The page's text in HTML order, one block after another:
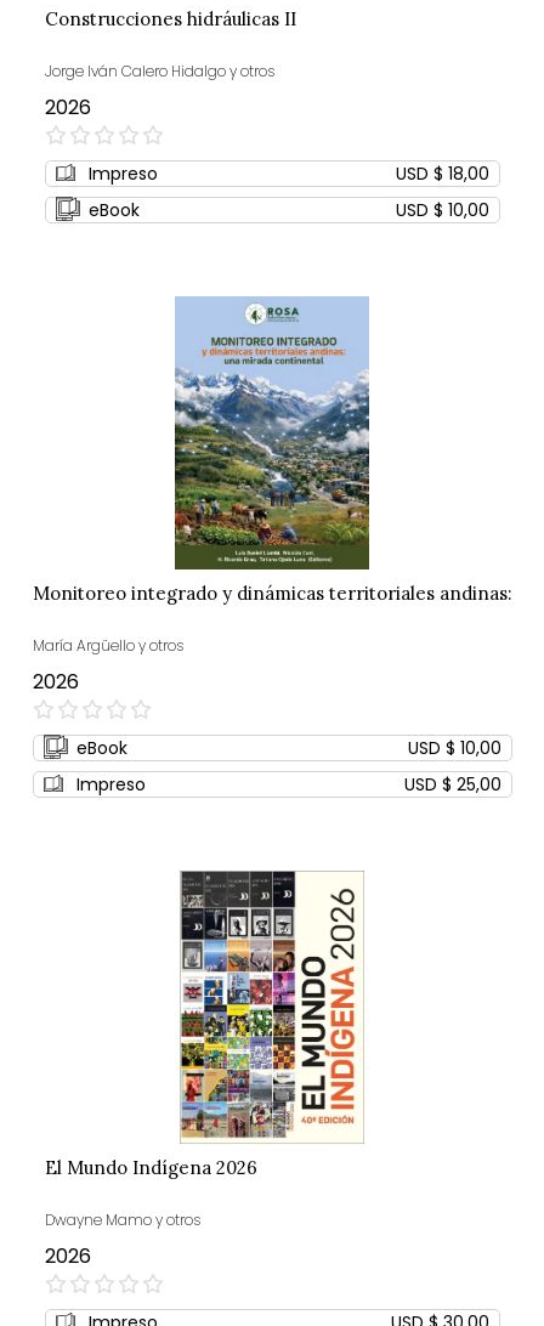
Construcciones hidráulicas II
Jorge Iván Calero Hidalgo y otros
2026
0%
Impreso
USD $ 18,00
eBook
USD $ 10,00
Monitoreo integrado y dinámicas territoriales andinas:
María Argüello y otros
2026
0%
eBook
USD $ 10,00
Impreso
USD $ 25,00
El Mundo Indígena 2026
Dwayne Mamo y otros
2026
0%